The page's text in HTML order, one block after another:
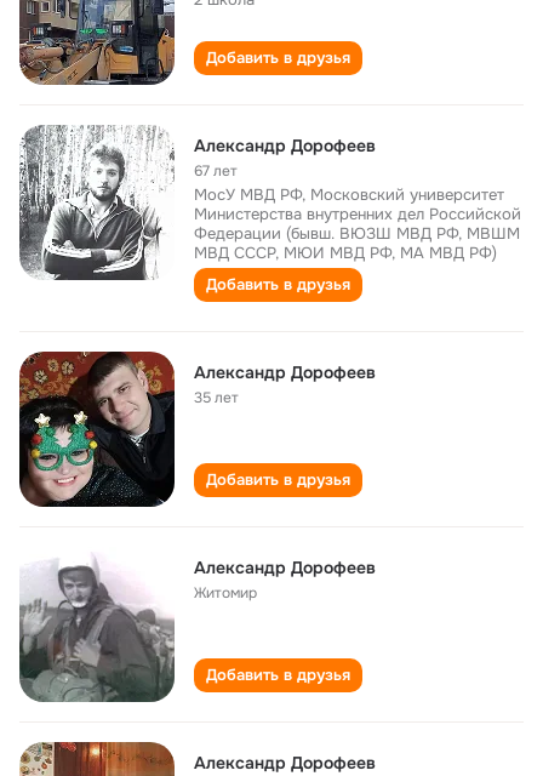
Добавить в друзья
Александр Дорофеев
67 лет
МосУ МВД РФ, Московский университет
Министерства внутренних дел Российской
Федерации (бывш. ВЮЗШ МВД РФ, МВШМ
МВД СССР, МЮИ МВД РФ, МА МВД РФ)
Добавить в друзья
Александр Дорофеев
35 лет
Добавить в друзья
Александр Дорофеев
Житомир
Добавить в друзья
Александр Дорофеев